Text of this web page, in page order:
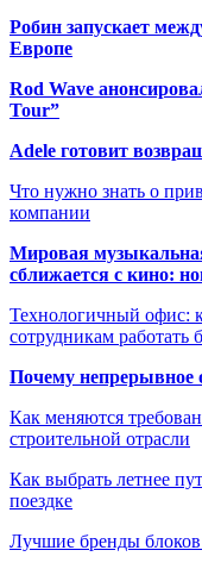
Робин запускает
Европе
Rod Wave
Tour”
Adele готовит
Что нужно знать о
компании
Мировая
сближается с кино:
Технологичный офис:
сотрудникам работать
Почему непрерывное
Как меняются
строительной отрасли
Как выбрать летнее
поездке
Лучшие бренды блоков